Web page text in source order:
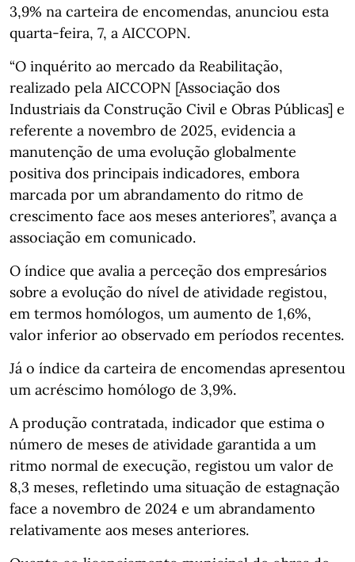
3,9% na carteira de encomendas, anunciou esta
quarta-feira, 7, a AICCOPN.
“O inquérito ao mercado da Reabilitação,
realizado pela AICCOPN [Associação dos
Industriais da Construção Civil e Obras Públicas] e
referente a novembro de 2025, evidencia a
manutenção de uma evolução globalmente
positiva dos principais indicadores, embora
marcada por um abrandamento do ritmo de
crescimento face aos meses anteriores”, avança a
associação em comunicado.
O índice que avalia a perceção dos empresários
sobre a evolução do nível de atividade registou,
em termos homólogos, um aumento de 1,6%,
valor inferior ao observado em períodos recentes.
Já o índice da carteira de encomendas apresentou
um acréscimo homólogo de 3,9%.
A produção contratada, indicador que estima o
número de meses de atividade garantida a um
ritmo normal de execução, registou um valor de
8,3 meses, refletindo uma situação de estagnação
face a novembro de 2024 e um abrandamento
relativamente aos meses anteriores.